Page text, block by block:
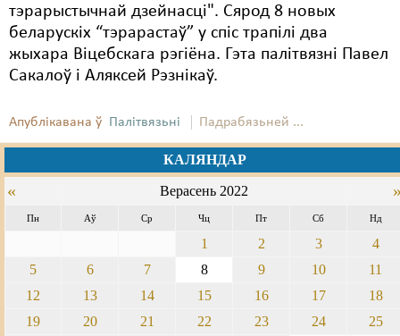
тэрарыстычнай дзейнасці". Сярод 8 новых
беларускіх “тэрарастаў” у спіс трапілі два
жыхара Віцебскага рэгіёна. Гэта палітвязні Павел
Сакалоў і Аляксей Рэзнікаў.
Апублікавана ў Палітвязьні Падрабязьней ...
КАЛЯНДАР
« Верасень 2022
Пн Аў Ср Чц Пт Сб Нд
1 2 3
4
5
6 7 8 9 10
11
12
13 14 15 16 17
18
19
20 21 22 23 24
25